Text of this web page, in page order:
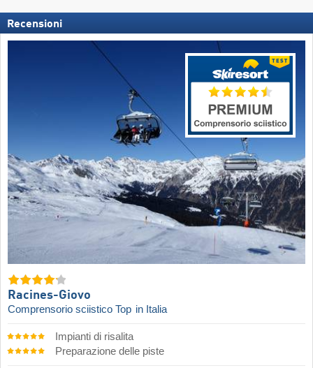
Recensioni
Racines-Giovo
Comprensorio sciistico Top in Italia
Impianti di risalita
Preparazione delle piste